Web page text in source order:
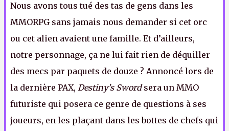
Nous avons tous tué des tas de gens dans les
MMORPG sans jamais nous demander si cet orc
ou cet alien avaient une famille. Et d’ailleurs,
notre personnage, ça ne lui fait rien de déquiller
des mecs par paquets de douze ? Annoncé lors de
la dernière PAX, Destiny’s Swordsera un MMO
futuriste qui posera ce genre de questions à ses
joueurs, en les plaçant dans les bottes de chefs qui